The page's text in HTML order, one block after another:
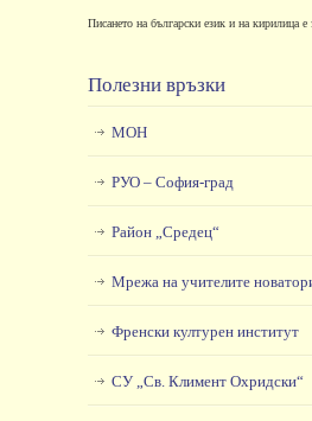
Писането на български език и на кирилица е
Полезни връзки
МОН
РУО – София-град
Район „Средец“
Мрежа на учителите
Френски културен институт
СУ „Св. Климент Охридски“